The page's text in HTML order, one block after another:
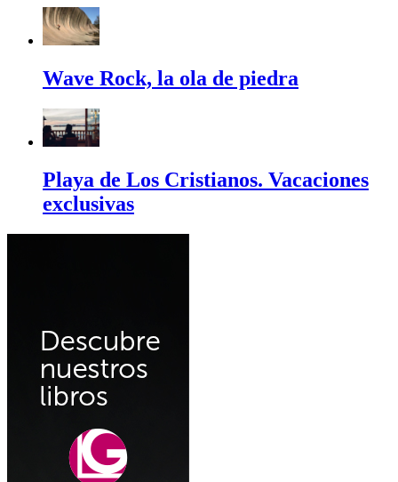
Wave Rock, la ola de piedra
Playa de Los Cristianos. Vacaciones
exclusivas